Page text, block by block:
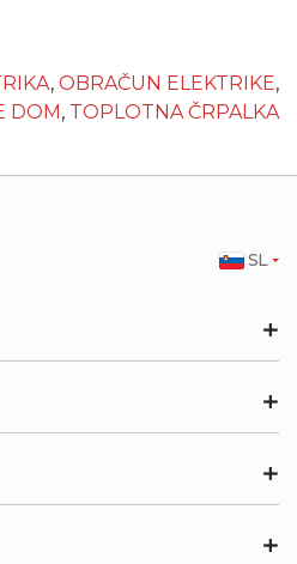
, OBRAČUN ELEKTRIKE,
DOM, TOPLOTNA ČRPALKA
+
+
+
+
SL